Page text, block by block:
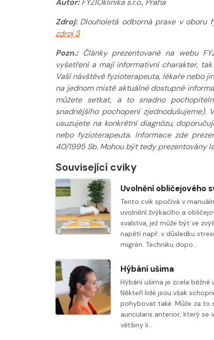
Zdroj: Dlouholetá odborná praxe v oboru
zdroj 3
Pozn.:Články prezentované na webu
vyšetření a mají informativní charakter,
Vaší návštěvě fyzioterapeuta, lékaře nebo
na jednom místě aktuálně dostupné
můžete setkat, a to snadno
snadnějšího pochopení
usuzujete na konkrétní diagnózu,
nebo fyzioterapeuta. Informace zde
40/1995 Sb. Mohou být tedy prezentovány
Související cviky
Tento cvik spočívá v
uvolnění žvýkacího a
svalstva, jež může být ve
napětí např. v důsledku
migrén. Techniku dopo…
Hýbání ušima
Hýbání ušima je zcela běžné
Někteří lidé jsou však
pohybovat také. Může za to
auricularis anterior, který se
většiny li…